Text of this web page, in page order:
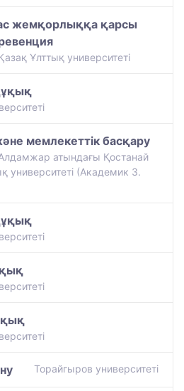
жемқорлыққа қарсы
Ұлттық университеті
мемлекеттік басқару
атындағы Қостанай
университеті (Академик З.
Торайгыров университеті